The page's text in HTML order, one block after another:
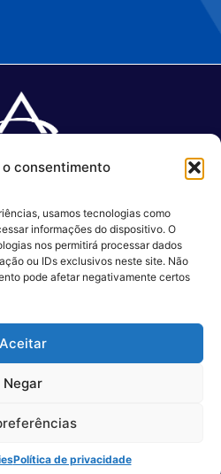
consentimento
usamos tecnologias como
informações do dispositivo. O
nos permitirá processar dados
ou IDs exclusivos neste site. Não
pode afetar negativamente certos
Aceitar
Negar
Política de privacidade
TI.
3017-0999
Paulo
1100 – 3°Andar,